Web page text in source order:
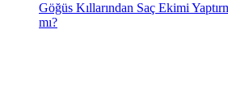
Göğüs Kıllarından Saç Ekimi
mı?